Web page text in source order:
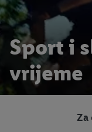
Sport i
vrijeme
Za